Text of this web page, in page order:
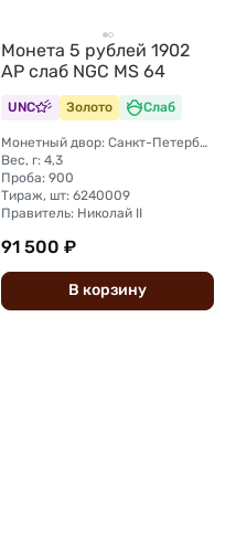
Монета 5 рублей 1902
АР слаб NGC MS 64
UNC Золото Слаб
Монетный двор: Санкт-Петербургский монетный двор
Вес, г: 4,3
Проба: 900
Тираж, шт: 6240009
Правитель: Николай II
91 500 ₽
В корзину